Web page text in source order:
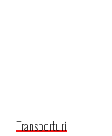
Transporturi